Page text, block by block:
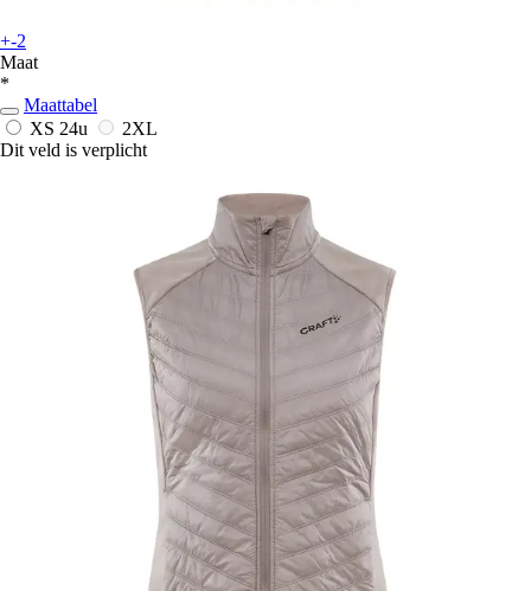
+-2
Maat
*
Maattabel
XS 24u
2XL
Dit veld is verplicht